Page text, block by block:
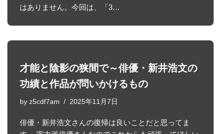
はありません。今回は、「3…
才能と陰影の狭間で～俳優・新井浩文の
功績と作品が問いかけるもの
by z5cdf7am 2025年11月7日
俳優・新井浩文さんの復帰は良いことだと思ってま